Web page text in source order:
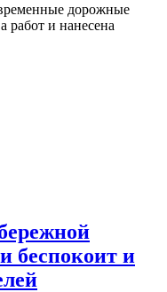
дорожные
работ и нанесена
беспокоит и